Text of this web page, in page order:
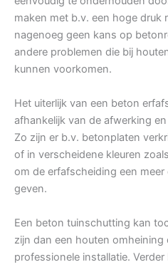
maken met b.v. een hoge druk
nagenoeg geen kans op
andere problemen die bij
kunnen voorkomen.
Het uiterlijk van een beton
afhankelijk van de afwerking
Zo zijn er b.v. betonplaten
of in verscheidene kleuren
om de erfafscheiding een
geven.
Een beton tuinschutting kan
zijn dan een houten omheining
professionele installatie.